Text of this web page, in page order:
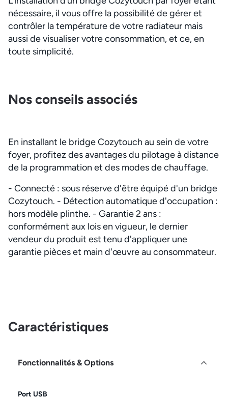
nécessaire, il vous offre la possibilité de gérer et
contrôler la température de votre radiateur mais
aussi de visualiser votre consommation, et ce, en
toute simplicité.
Nos conseils associés
En installant le bridge Cozytouch au sein de votre
foyer, profitez des avantages du pilotage à distance
de la programmation et des modes de chauffage.
- Connecté : sous réserve d'être équipé d'un bridge
Cozytouch. - Détection automatique d'occupation :
hors modèle plinthe. - Garantie 2 ans :
conformément aux lois en vigueur, le dernier
vendeur du produit est tenu d'appliquer une
garantie pièces et main d'œuvre au consommateur.
Caractéristiques
Fonctionnalités & Options
Port USB